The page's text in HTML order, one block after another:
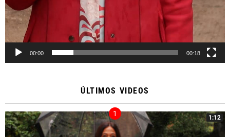
00:00 00:18
ÚLTIMOS VIDEOS
1:12